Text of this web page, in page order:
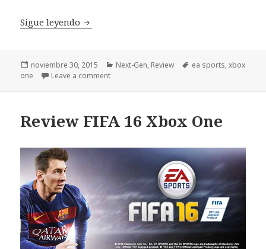
Sigue leyendo Review Need for Speed – Xbox One
Publicado
el
noviembre 30, 2015 Categorías
Next-Gen, Review Etiquetas
ea sports,xbox
one
Leave a comment
Review FIFA 16 Xbox One